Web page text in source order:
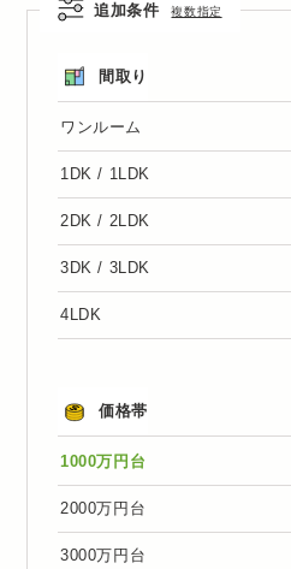
追加条件 複数指定
間取り
ワンルーム
1DK / 1LDK
2DK / 2LDK
3DK / 3LDK
4LDK
価格帯
1000万円台
2000万円台
3000万円台